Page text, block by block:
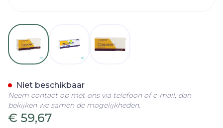
View larger image
€ 59,67
Niet beschikbaar
Neem contact op met ons via telefoon of e-mail, dan
bekijken we samen de mogelijkheden.